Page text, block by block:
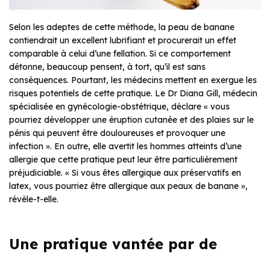
Selon les adeptes de cette méthode, la peau de banane
contiendrait un excellent lubrifiant et procurerait un effet
comparable à celui d’une fellation. Si ce comportement
détonne, beaucoup pensent, à tort, qu’il est sans
conséquences. Pourtant, les médecins mettent en exergue les
risques potentiels de cette pratique. Le Dr Diana Gill, médecin
spécialisée en gynécologie-obstétrique, déclare « vous
pourriez développer une éruption cutanée et des plaies sur le
pénis qui peuvent être douloureuses et provoquer une
infection ». En outre, elle avertit les hommes atteints d’une
allergie que cette pratique peut leur être particulièrement
préjudiciable. « Si vous êtes allergique aux préservatifs en
latex, vous pourriez être allergique aux peaux de banane »,
révèle-t-elle.
Une pratique vantée par de